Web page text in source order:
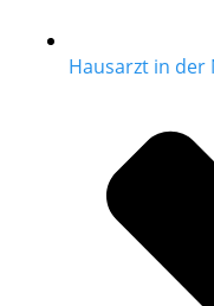
Hausarzt in der